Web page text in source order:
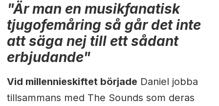
"Är man en musikfanatisk
tjugofemåring så går det inte
att säga nej till ett sådant
erbjudande"
Vid millennieskiftet började Daniel jobba
tillsammans med The Sounds som deras